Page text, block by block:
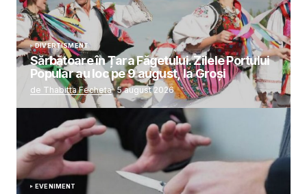
DIVERTISMENT
Sărbătoare în Țara Făgetului. Zilele Portului
Popular au loc pe 9 august, la Groși
de Thabitta Fecheta 5 august 2026
EVENIMENT